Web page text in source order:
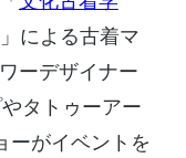
」による古着マ
ーデザイナー
タトゥーアー
ーがイベントを